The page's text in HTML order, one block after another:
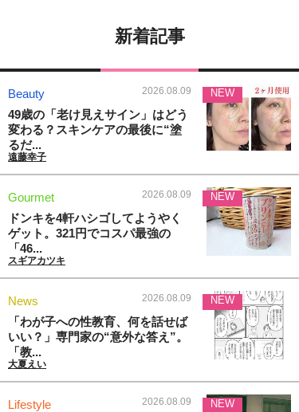
新着記事
Beauty 2026.08.09
49歳の「老け見えサイン」はどう
変わる？スキンケアの最後に“塗
るだ...
遠藤幸子
NEW
Gourmet 2026.08.09
ドンキを4軒ハシゴしてようやく
ゲット。321円でコスパ最強の
「46...
スギアカツキ
NEW
News 2026.08.09
「わが子への性教育、何を話せば
いい？」専門家の“意外な答え”。
「教...
大夏えい
NEW
Lifestyle 2026.08.09 NEW